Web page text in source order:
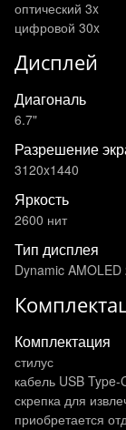
оптический 3x
цифровой 30x
Дисплей
Диагональ
6.7"
Разрешение
3120x1440
Яркость
2600 нит
Тип дисплея
Dynamic AMOLED
Комплектация
стилус
кабель USB Type-
скрепка для
приобретается